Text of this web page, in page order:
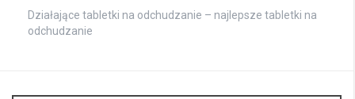
Działające tabletki na odchudzanie – najlepsze tabletki na
odchudzanie